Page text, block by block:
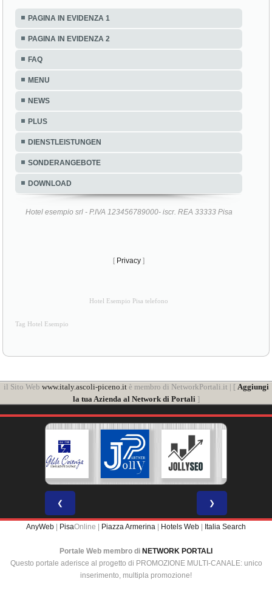
PAGINA IN EVIDENZA 1
PAGINA IN EVIDENZA 2
FAQ
MENU
NEWS
PLUS
DIENSTLEISTUNGEN
SONDERANGEBOTE
DOWNLOAD
Hotel esempio srl - P.IVA 123456789000- iscr. REA 33333 Pisa
[ Privacy ]
Hotel Esempio Pisa telefono
Tag Hotel Esempio
il Sito Web www.italy.ascoli-piceno.itè membro di NetworkPortali.it | [ Aggiungi
la tua Azienda al Network di Portali]
❮ ❯
AnyWeb PisaOnline | Piazza Armerina Hotels Web Italia Search
Portale Web membro di NETWORK PORTALI
Questo portale aderisce al progetto di PROMOZIONE MULTI-CANALE: unico
inserimento, multipla promozione!